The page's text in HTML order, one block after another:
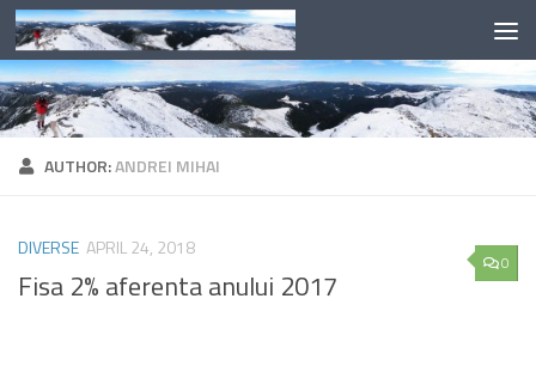
Skip to content
AUTHOR:ANDREI MIHAI
0
DIVERSE APRIL 24, 2018
Fisa 2% aferenta anului 2017